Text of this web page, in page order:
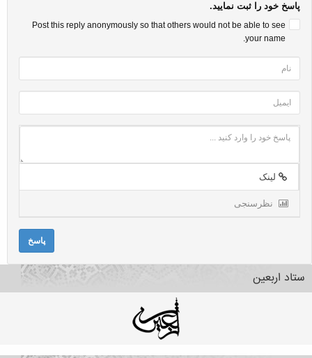
پاسخ خود را ثبت نمایید.
Post this reply anonymously so that others would not be able to see
your name.
لینک
نظرسنجی
پاسخ
ستاد اربعین